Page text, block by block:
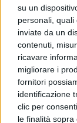
su un
personali,
inviate da un
contenuti,
ricavare
migliorare i
fornitori
identificazione
clic per
le finalità